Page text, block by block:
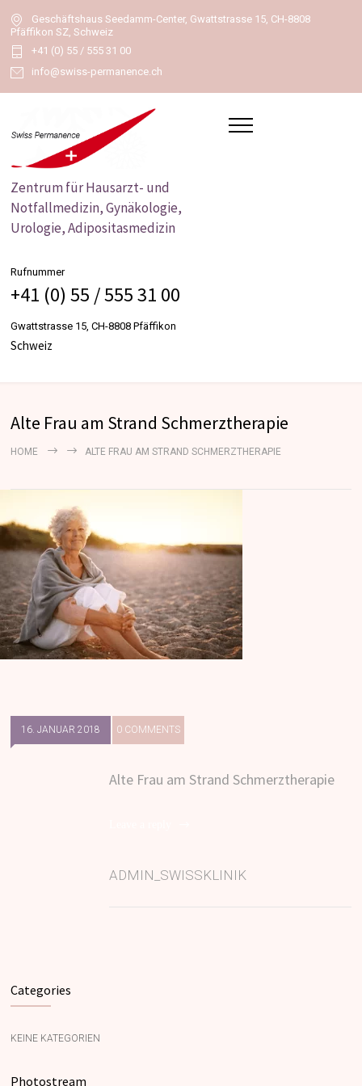
Geschäftshaus Seedamm-Center, Gwattstrasse 15, CH-8808
Pfäffikon SZ, Schweiz
+41 (0) 55 / 555 31 00
info@swiss-permanence.ch
Zentrum für Hausarzt- und
Notfallmedizin, Gynäkologie,
Urologie, Adipositasmedizin
Rufnummer
+41 (0) 55 / 555 31 00
Gwattstrasse 15, CH-8808 Pfäffikon
Schweiz
Alte Frau am Strand Schmerztherapie
HOME ALTE FRAU AM STRAND SCHMERZTHERAPIE
16. JANUAR 2018 0 COMMENTS
Alte Frau am Strand Schmerztherapie
ADMIN_SWISSKLINIK
Categories
KEINE KATEGORIEN
Photostream